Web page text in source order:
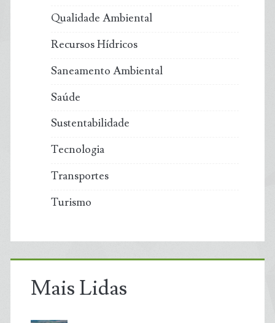
Qualidade Ambiental
Recursos Hídricos
Saneamento Ambiental
Saúde
Sustentabilidade
Tecnologia
Transportes
Turismo
Mais Lidas